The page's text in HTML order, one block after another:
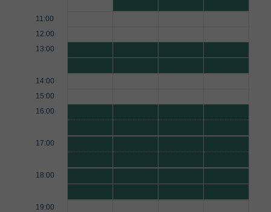
11:00
12:00
13:00
14:00
15:00
16:00
17:00
18:00
19:00